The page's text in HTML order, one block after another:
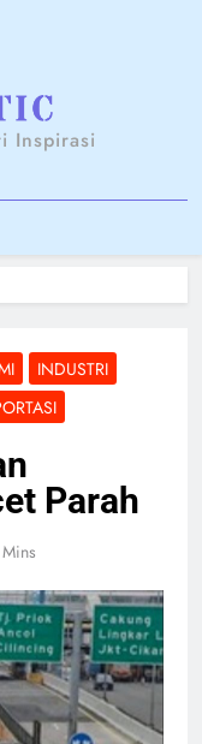
Inspirasi
INDUSTRI
Parah